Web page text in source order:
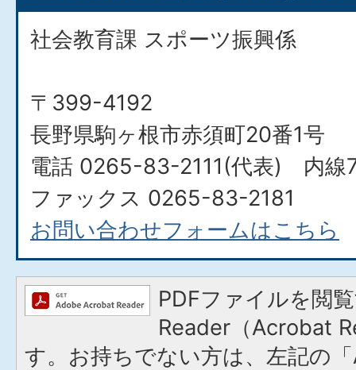
社会教育課 スポーツ振興係
〒399-4192
長野県駒ヶ根市赤須町20番1号
電話 0265-83-2111(代表) 内線
ファックス 0265-83-2181
お問い合わせフォームはこちら
PDFファイルを閲
Reader（Acrobat
す。お持ちでない方は、左記の